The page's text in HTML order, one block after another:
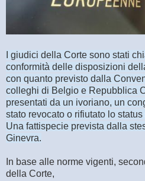
I giudici della Corte sono stati
conformità delle disposizioni
con quanto previsto dalla
colleghi di Belgio e Repubblica
presentati da un ivoriano, un
stato revocato o rifiutato lo
Una fattispecie prevista dalla
Ginevra.
In base alle norme vigenti,
della Corte,